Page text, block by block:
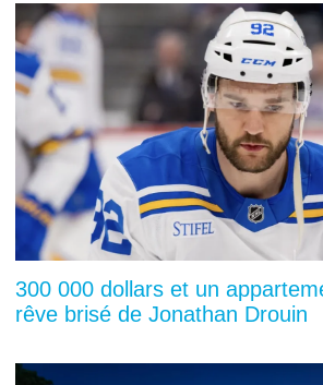
300 000 dollars et un
rêve brisé de Jonathan Drouin